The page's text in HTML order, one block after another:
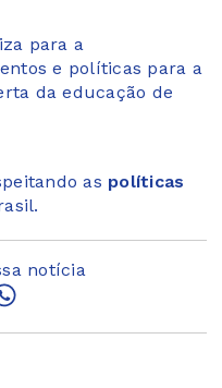
para a
e políticas para a
da educação de
as políticas
notícia